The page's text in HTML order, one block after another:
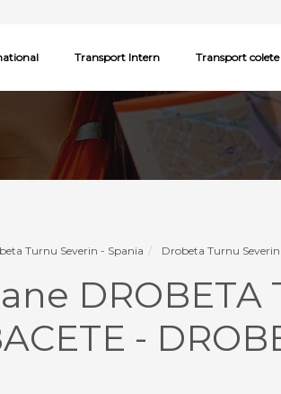
Transport Intern Transport colete
Turnu Severin - Spania Drobeta Turnu
DROBETA
-